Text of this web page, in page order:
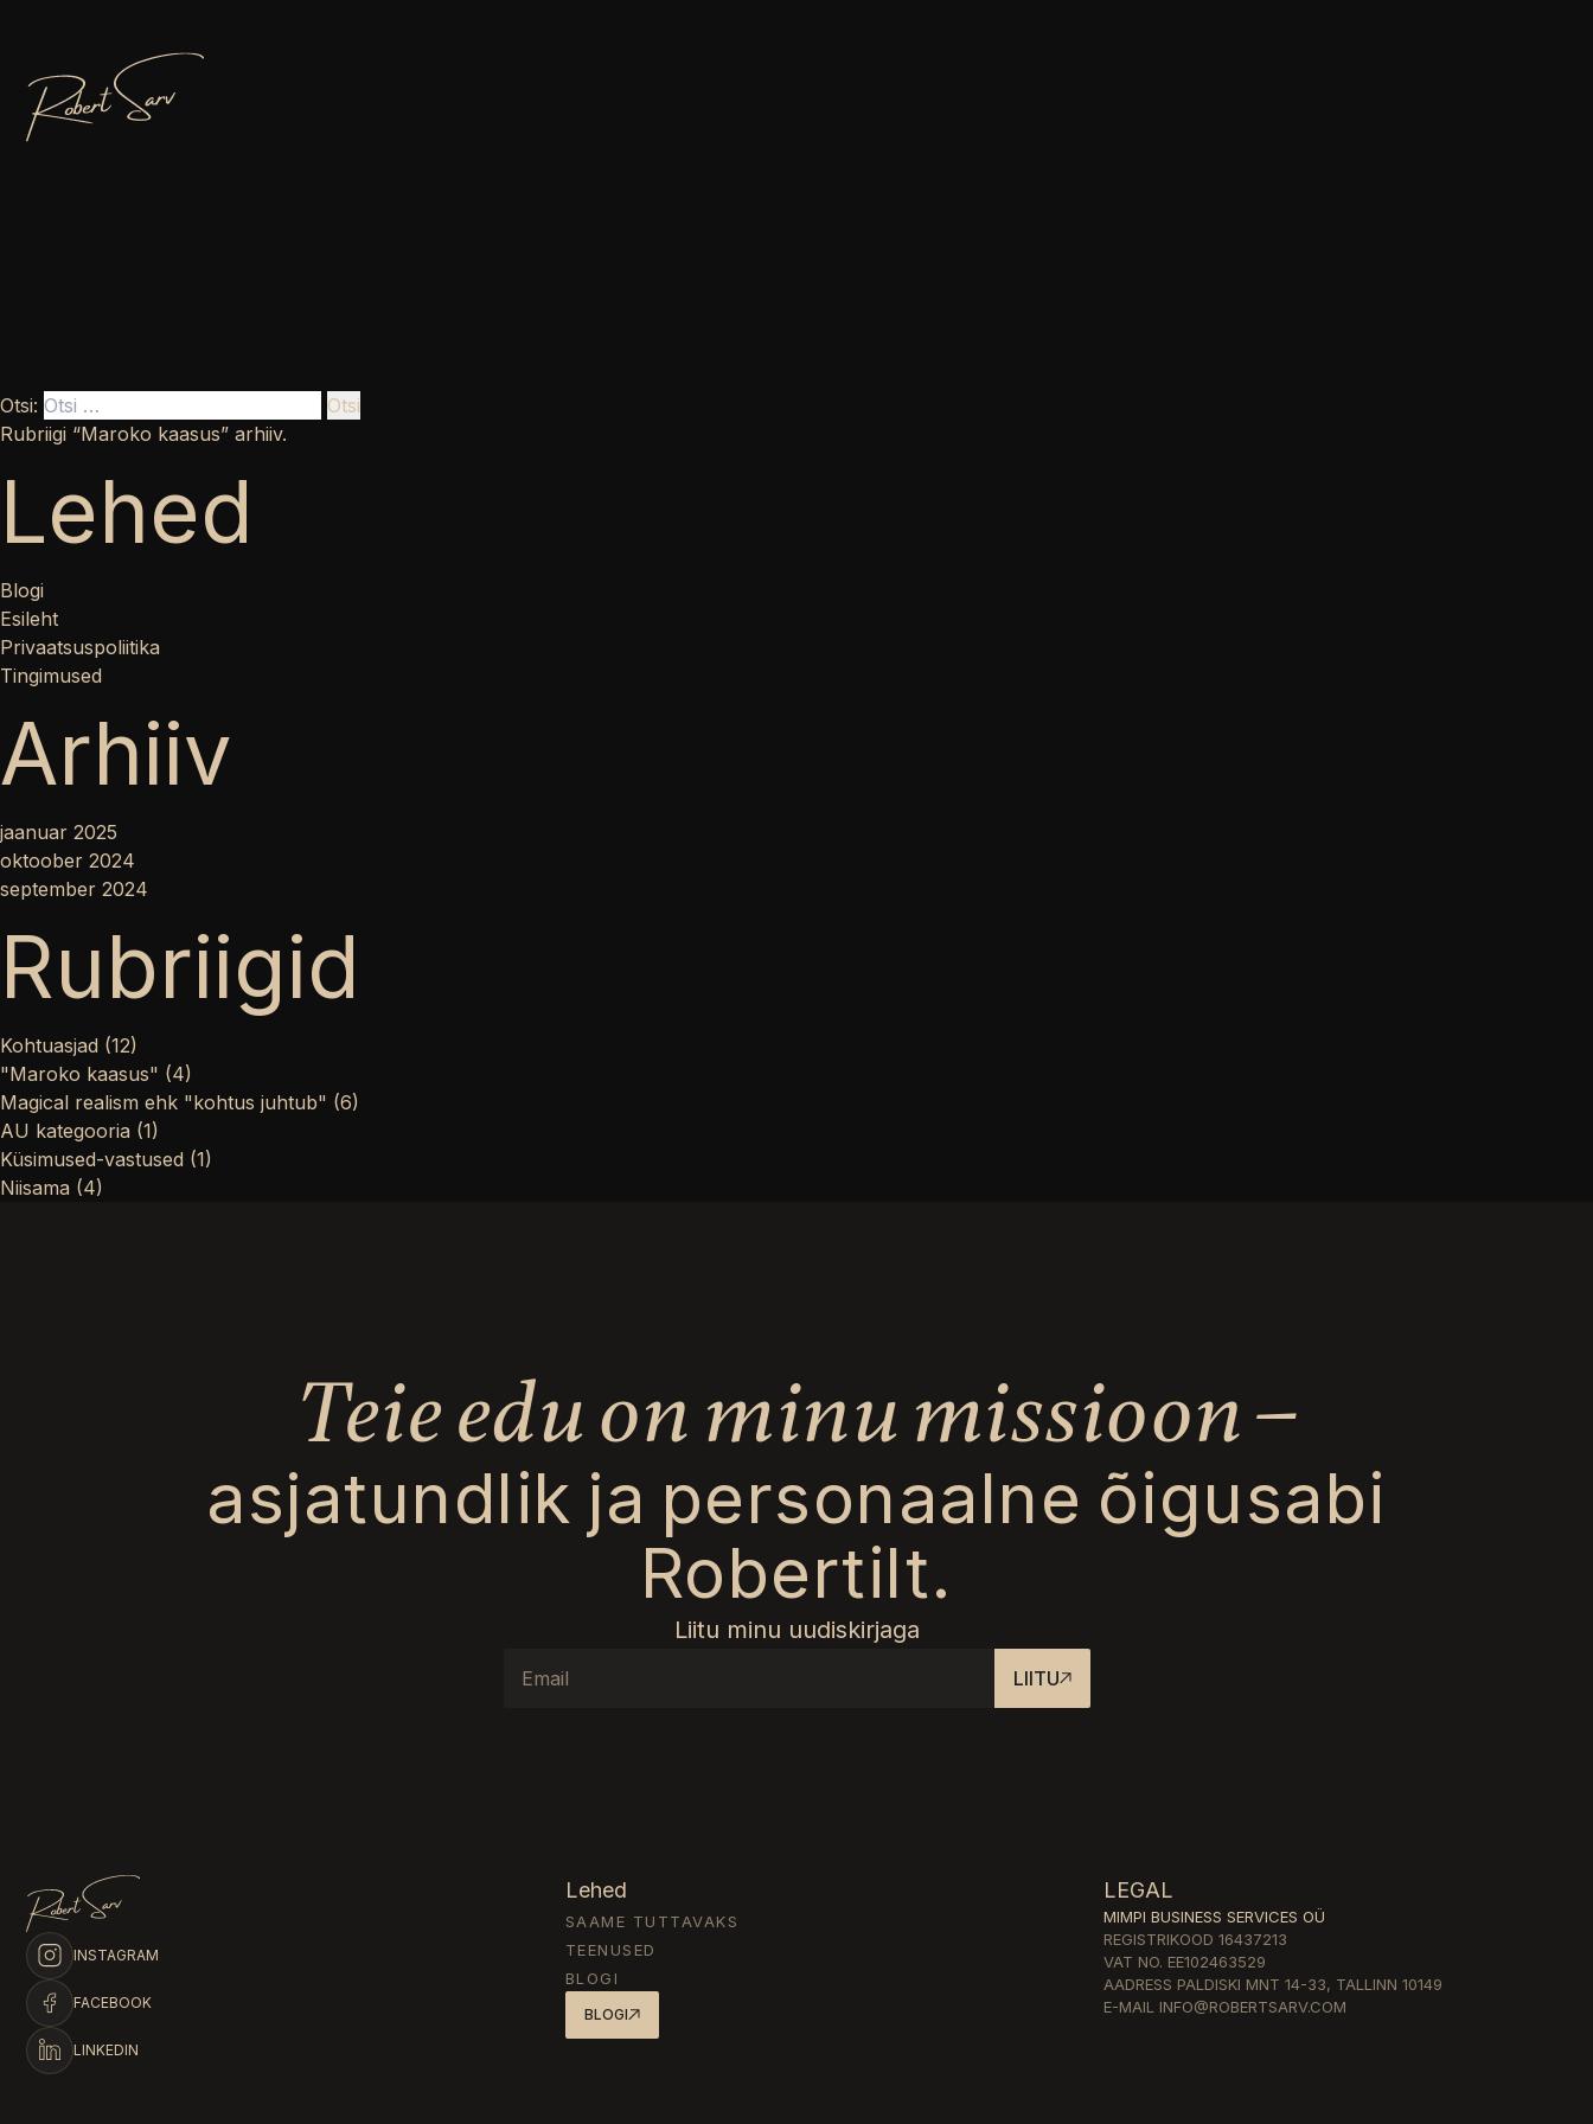
Otsi:
Rubriigi “Maroko kaasus” arhiiv.
Lehed
Blogi
Esileht
Privaatsuspoliitika
Tingimused
Arhiiv
jaanuar 2025
oktoober 2024
september 2024
Rubriigid
Kohtuasjad (12)
"Maroko kaasus" (4)
Magical realism ehk "kohtus juhtub" (6)
AU kategooria (1)
Küsimused-vastused (1)
Niisama (4)
Teie edu on minu missioon –
asjatundlik ja personaalne õigusabi
Robertilt.
Liitu minu uudiskirjaga
LIITU
INSTAGRAM
FACEBOOK
LINKEDIN
Lehed
SAAME TUTTAVAKS
TEENUSED
BLOGI
BLOGI
LEGAL
MIMPI BUSINESS SERVICES OÜ
REGISTRIKOOD 16437213
VAT NO. EE102463529
AADRESS PALDISKI MNT 14-33, TALLINN 10149
E-MAIL
INFO@ROBERTSARV.COM